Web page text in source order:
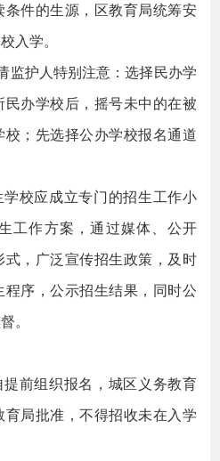
件的生源，区教育局统筹安
入学。
护人特别注意：选择民办学
办学校后，摇号未中的在被
；先选择公办学校报名通道
校应成立专门的招生工作小
工作方案，通过媒体、公开
，广泛宣传招生政策，及时
序，公示招生结果，同时公
。
前组织报名，城区义务教育
局批准，不得招收未在入学